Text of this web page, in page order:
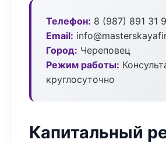
Телефон: 8 (987) 891 31
Email:
Город: Череповец
Режим работы:
круглосуточно
Капитальный